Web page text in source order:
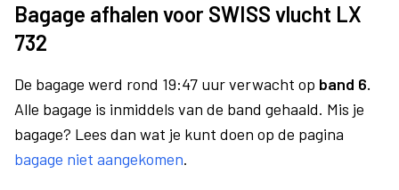
Bagage afhalen voor SWISS vlucht LX
732
De bagage werd rond 19:47 uur verwacht op band 6.
Alle bagage is inmiddels van de band gehaald. Mis je
bagage? Lees dan wat je kunt doen op de pagina
bagage niet aangekomen.